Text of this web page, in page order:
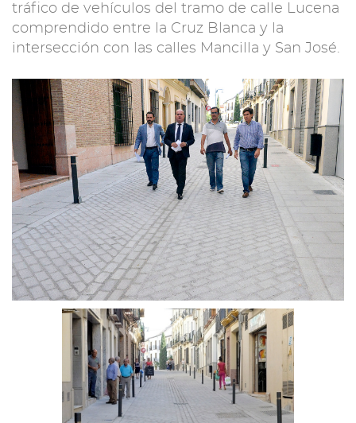
tráfico de vehículos del tramo de calle Lucena
comprendido entre la Cruz Blanca y la
intersección con las calles Mancilla y San José.